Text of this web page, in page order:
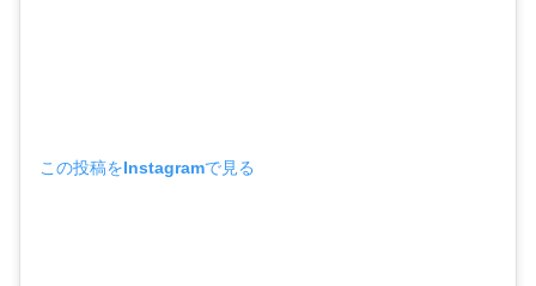
この投稿をInstagramで見る